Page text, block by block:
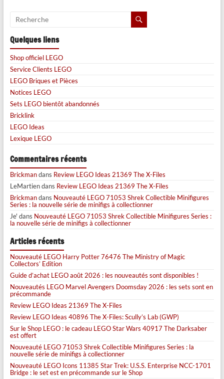
Quelques liens
Shop officiel LEGO
Service Clients LEGO
LEGO Briques et Pièces
Notices LEGO
Sets LEGO bientôt abandonnés
Bricklink
LEGO Ideas
Lexique LEGO
Commentaires récents
Brickmandans Review LEGO Ideas 21369 The X-Files
LeMartiendans Review LEGO Ideas 21369 The X-Files
Brickmandans Nouveauté LEGO 71053 Shrek Collectible Minifigures
Series : la nouvelle série de minifigs à collectionner
Je' dans Nouveauté LEGO 71053 Shrek Collectible Minifigures Series :
la nouvelle série de minifigs à collectionner
Articles récents
Nouveauté LEGO Harry Potter 76476 The Ministry of Magic
Collectors’ Edition
Guide d’achat LEGO août 2026 : les nouveautés sont disponibles !
Nouveautés LEGO Marvel Avengers Doomsday 2026 : les sets sont en
précommande
Review LEGO Ideas 21369 The X-Files
Review LEGO Ideas 40896 The X-Files: Scully’s Lab (GWP)
Sur le Shop LEGO : le cadeau LEGO Star Wars 40917 The Darksaber
est offert
Nouveauté LEGO 71053 Shrek Collectible Minifigures Series : la
nouvelle série de minifigs à collectionner
Nouveauté LEGO Icons 11385 Star Trek: U.S.S. Enterprise NCC-1701
Bridge : le set est en précommande sur le Shop